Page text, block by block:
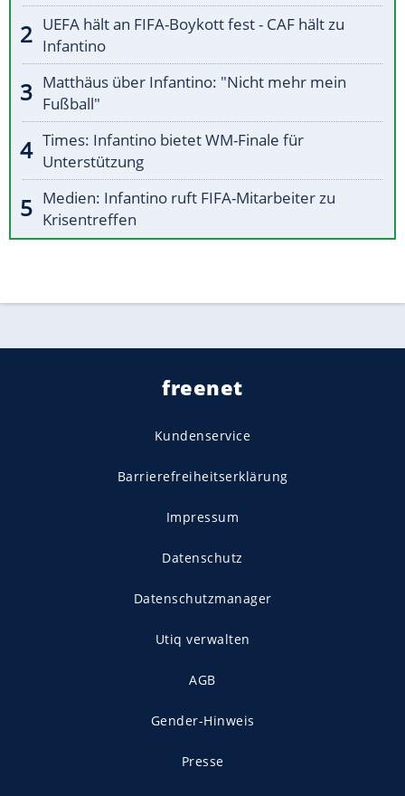
UEFA hält an FIFA-Boykott fest - CAF hält zu
Infantino
Matthäus über Infantino: "Nicht mehr mein
Fußball"
Times: Infantino bietet WM-Finale für
Unterstützung
Medien: Infantino ruft FIFA-Mitarbeiter zu
Krisentreffen
freenet
Kundenservice
Barrierefreiheitserklärung
Impressum
Datenschutz
Datenschutzmanager
Utiq verwalten
AGB
Gender-Hinweis
Presse